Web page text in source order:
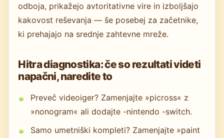
odboja, prikažejo avtoritativne vire in izboljšajo
kakovost reševanja — še posebej za začetnike,
ki prehajajo na srednje zahtevne mreže.
Hitra diagnostika: če so rezultati videti
napačni, naredite to
Preveč videoiger? Zamenjajte »picross« z
»nonogram« ali dodajte -nintendo -switch.
Samo umetniški kompleti? Zamenjajte »paint